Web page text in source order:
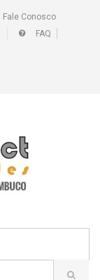
Fale Conosco
FAQ